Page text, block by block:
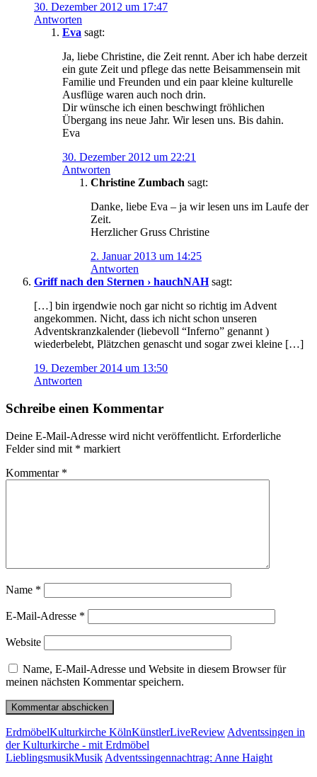
30. Dezember 2012 um 17:47
Antworten
Eva sagt:
Ja, liebe Christine, die Zeit rennt. Aber ich habe derzeit
ein gute Zeit und pflege das nette Beisammensein mit
Familie und Freunden und ein paar kleine kulturelle
Ausflüge waren auch noch drin.
Dir wünsche ich einen beschwingt fröhlichen
Übergang ins neue Jahr. Wir lesen uns. Bis dahin.
Eva
30. Dezember 2012 um 22:21
Antworten
Christine Zumbach sagt:
Danke, liebe Eva – ja wir lesen uns im Laufe der
Zeit.
Herzlicher Gruss Christine
2. Januar 2013 um 14:25
Antworten
Griff nach den Sternen › hauchNAH sagt:
[…] bin irgendwie noch gar nicht so richtig im Advent
angekommen. Nicht, dass ich nicht schon unseren
Adventskranzkalender (liebevoll “Inferno” genannt )
wiederbelebt, Plätzchen genascht und sogar zwei kleine […]
19. Dezember 2014 um 13:50
Antworten
Schreibe einen Kommentar
Deine E-Mail-Adresse wird nicht veröffentlicht. Erforderliche
Felder sind mit * markiert
Kommentar *
Name *
E-Mail-Adresse *
Website
Name, E-Mail-Adresse und Website in diesem Browser für
meinen nächsten Kommentar speichern.
Beitragsnavigation
Vorheriger
Beitrag
ErdmöbelKulturkirche KölnKünstlerLiveReview Adventssingen in
der Kulturkirche - mit Erdmöbel
Nächster
LieblingsmusikMusik Adventssingennachtrag: Anne Haight